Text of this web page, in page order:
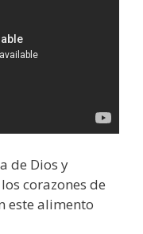
de Dios y
corazones de
este alimento